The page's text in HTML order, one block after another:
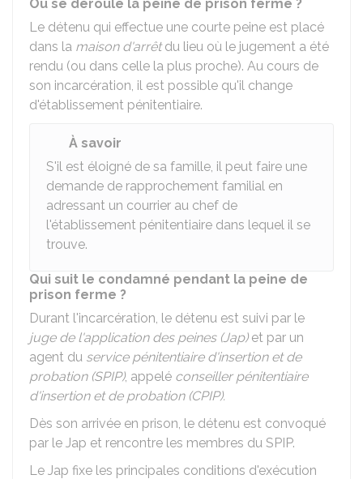
Où se déroule la peine de prison ferme ?
Le détenu qui effectue une courte peine est placé
dans la maison d'arrêtdu lieu où le jugement a été
rendu (ou dans celle la plus proche). Au cours de
son incarcération, il est possible qu'il change
d'établissement pénitentiaire.
À savoir
S'il est éloigné de sa famille, il peut faire une
demande de rapprochement familial en
adressant un courrier au chef de
l'établissement pénitentiaire dans lequel il se
trouve.
Qui suit le condamné pendant la peine de
prison ferme ?
Durant l'incarcération, le détenu est suivi par le
juge de l'application des peines (Jap)et par un
agent du service pénitentiaire d'insertion et de
probation (SPIP), appelé conseiller pénitentiaire
d'insertion et de probation (CPIP).
Dès son arrivée en prison, le détenu est convoqué
par le Jap et rencontre les membres du SPIP.
Le Jap fixe les principales conditions d'exécution